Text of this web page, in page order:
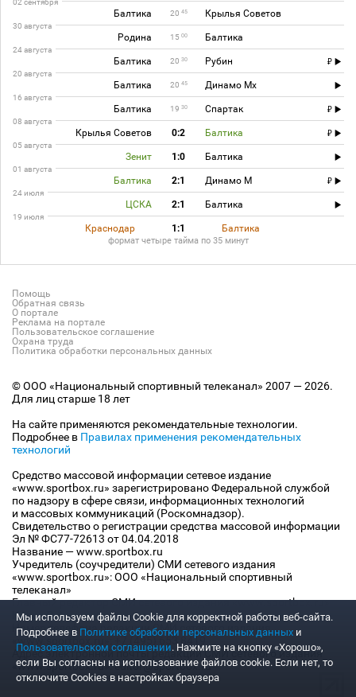
02 сентября
Балтика 20 45 Крылья Советов
30 августа
Родина 15 00 Балтика
24 августа
Балтика 20 30 Рубин
20 августа
Балтика 20 45 Динамо Мх
16 августа
Балтика 19 30 Спартак
08 августа
Крылья Советов 0:2 Балтика
05 августа
Зенит 1:0 Балтика
01 августа
Балтика 2:1 Динамо М
24 июля
ЦСКА 2:1 Балтика
19 июля
Краснодар 1:1 Балтика
формат четыре тайма по 35 минут
Помощь
Обратная связь
О портале
Реклама на портале
Пользовательское соглашение
Охрана труда
Политика обработки персональных данных
© ООО «Национальный спортивный телеканал» 2007 — 2026.
Для лиц старше 18 лет
На сайте применяются рекомендательные технологии.
Подробнее в Правилах применения рекомендательных
технологий
Средство массовой информации сетевое издание
«www.sportbox.ru» зарегистрировано Федеральной службой
по надзору в сфере связи, информационных технологий
и массовых коммуникаций (Роскомнадзор).
Свидетельство о регистрации средства массовой информации
Эл № ФС77-72613 от 04.04.2018
Название — www.sportbox.ru
Учредитель (соучредители) СМИ сетевого издания
«www.sportbox.ru»: ООО «Национальный спортивный
телеканал»
Главный редактор СМИ сетевого издания «www.sportbox.ru»:
Конов В.А.
Номер телефона редакции СМИ сетевого издания
«www.sportbox.ru»: +7 (495) 653 8419
Адрес электронной почты редакции СМИ сетевого издания
«www.sportbox.ru»: editor@sportbox.ru
Мы используем файлы Сookie для корректной работы веб-сайта.
Подробнее в Политике обработки персональных данных и
Пользовательском соглашении. Нажмите на кнопку «Хорошо»,
если Вы согласны на использование файлов cookie. Если нет, то
отключите Cookies в настройках браузера